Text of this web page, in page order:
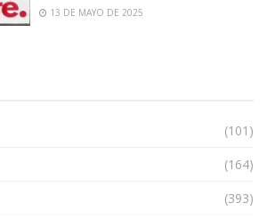
13 DE MAYO DE 2025
(101)
(164)
(393)